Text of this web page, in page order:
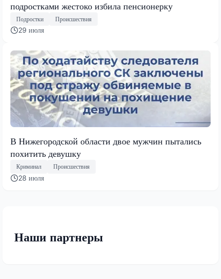
подростками жестоко избила пенсионерку
Подростки Происшествия
29 июля
В Нижегородской области двое мужчин пытались
похитить девушку
Криминал Происшествия
28 июля
Наши партнеры